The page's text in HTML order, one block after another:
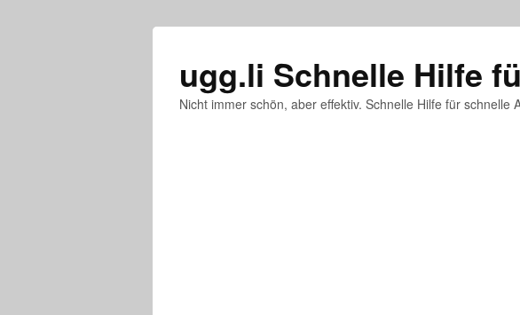
ugg.li Schnelle Hilfe
Nicht immer schön, aber effektiv. Schnelle Hilfe für schnelle